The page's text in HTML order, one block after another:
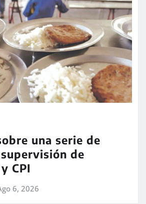
una serie de
de
CPI
6, 2026